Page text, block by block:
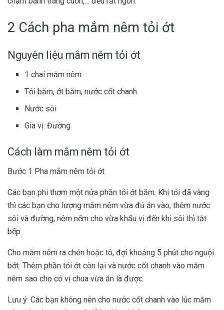
2 Cách pha mắm nêm tỏi ớt
Nguyên liệu mắm nêm tỏi ớt
1 chai mắm nêm
Tỏi băm, ớt băm, nước cốt chanh
Nước sôi
Gia vị: Đường
Cách làm mắm nêm tỏi ớt
Bước 1 Pha mắm nêm tỏi ớt
Các bạn phi thơm một nửa phần tỏi ớt băm. Khi tỏi đã vàng
thì các bạn cho lượng mắm nêm vừa đủ ăn vào, thêm nước
sôi và đường, nêm nếm cho vừa khẩu vị đến khi sôi thì tắt
bếp.
Cho mắm nêm ra chén hoặc tô, đợi khoảng 5 phút cho nguội
bớt. Thêm phần tỏi ớt còn lại và nước cốt chanh vào mắm
nêm sao cho có vị chua vừa ăn là được.
Lưu ý: Các bạn không nên cho nước cốt chanh vào lúc mắm